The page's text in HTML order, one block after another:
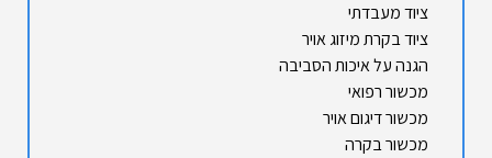
ציוד מעבדתי
ציוד בקרת מיזוג אויר
הגנה על איכות הסביבה
מכשור רפואי
מכשור דיגום אויר
מכשור בקרה